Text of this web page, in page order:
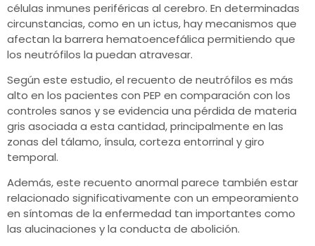
células inmunes periféricas al cerebro. En determinadas
circunstancias, como en un ictus, hay mecanismos que
afectan la barrera hematoencefálica permitiendo que
los neutrófilos la puedan atravesar.
Según este estudio, el recuento de neutrófilos es más
alto en los pacientes con PEP en comparación con los
controles sanos y se evidencia una pérdida de materia
gris asociada a esta cantidad, principalmente en las
zonas del tálamo, ínsula, corteza entorrinal y giro
temporal.
Además, este recuento anormal parece también estar
relacionado significativamente con un empeoramiento
en síntomas de la enfermedad tan importantes como
las alucinaciones y la conducta de abolición.